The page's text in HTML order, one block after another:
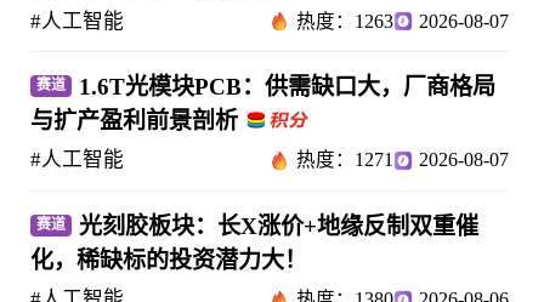
#人工智能 热度：1263 2026-08-07
赛道
1.6T光模块PCB：供需缺口大，厂商格局
与扩产盈利前景剖析
#人工智能 热度：1271 2026-08-07
赛道
光刻胶板块：长X涨价+地缘反制双重催
化，稀缺标的投资潜力大！